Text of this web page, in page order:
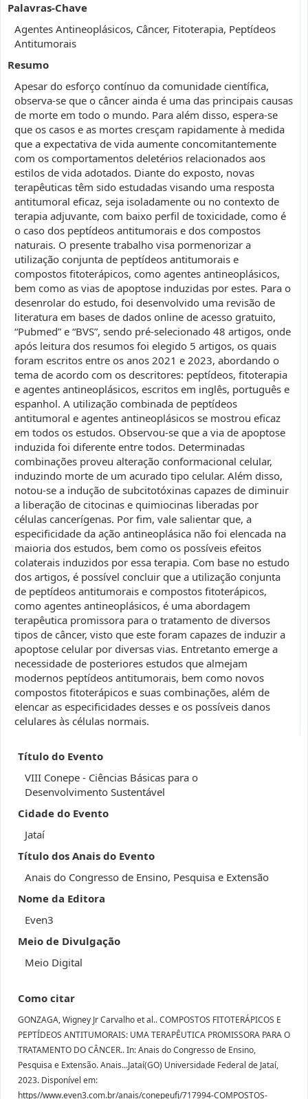
Palavras-Chave
Agentes Antineoplásicos, Câncer, Fitoterapia, Peptídeos
Antitumorais
Resumo
Apesar do esforço contínuo da comunidade científica,
observa-se que o câncer ainda é uma das principais causas
de morte em todo o mundo. Para além disso, espera-se
que os casos e as mortes cresçam rapidamente à medida
que a expectativa de vida aumente concomitantemente
com os comportamentos deletérios relacionados aos
estilos de vida adotados. Diante do exposto, novas
terapêuticas têm sido estudadas visando uma resposta
antitumoral eficaz, seja isoladamente ou no contexto de
terapia adjuvante, com baixo perfil de toxicidade, como é
o caso dos peptídeos antitumorais e dos compostos
naturais. O presente trabalho visa pormenorizar a
utilização conjunta de peptídeos antitumorais e
compostos fitoterápicos, como agentes antineoplásicos,
bem como as vias de apoptose induzidas por estes. Para o
desenrolar do estudo, foi desenvolvido uma revisão de
literatura em bases de dados online de acesso gratuito,
“Pubmed” e “BVS”, sendo pré-selecionado 48 artigos, onde
após leitura dos resumos foi elegido 5 artigos, os quais
foram escritos entre os anos 2021 e 2023, abordando o
tema de acordo com os descritores: peptídeos, fitoterapia
e agentes antineoplásicos, escritos em inglês, português e
espanhol. A utilização combinada de peptídeos
antitumoral e agentes antineoplásicos se mostrou eficaz
em todos os estudos. Observou-se que a via de apoptose
induzida foi diferente entre todos. Determinadas
combinações proveu alteração conformacional celular,
induzindo morte de um acurado tipo celular. Além disso,
notou-se a indução de subcitotóxinas capazes de diminuir
a liberação de citocinas e quimiocinas liberadas por
células cancerígenas. Por fim, vale salientar que, a
especificidade da ação antineoplásica não foi elencada na
maioria dos estudos, bem como os possíveis efeitos
colaterais induzidos por essa terapia. Com base no estudo
dos artigos, é possível concluir que a utilização conjunta
de peptídeos antitumorais e compostos fitoterápicos,
como agentes antineoplásicos, é uma abordagem
terapêutica promissora para o tratamento de diversos
tipos de câncer, visto que este foram capazes de induzir a
apoptose celular por diversas vias. Entretanto emerge a
necessidade de posteriores estudos que almejam
modernos peptídeos antitumorais, bem como novos
compostos fitoterápicos e suas combinações, além de
elencar as especificidades desses e os possíveis danos
celulares às células normais.
Título do Evento
VIII Conepe - Ciências Básicas para o
Desenvolvimento Sustentável
Cidade do Evento
Jataí
Título dos Anais do Evento
Anais do Congresso de Ensino, Pesquisa e Extensão
Nome da Editora
Even3
Meio de Divulgação
Meio Digital
Como citar
GONZAGA, Wigney Jr Carvalho et al.. COMPOSTOS FITOTERÁPICOS E
PEPTÍDEOS ANTITUMORAIS: UMA TERAPÊUTICA PROMISSORA PARA O
TRATAMENTO DO CÂNCER.. In: Anais do Congresso de Ensino,
Pesquisa e Extensão. Anais...Jataí(GO) Universidade Federal de Jataí,
2023. Disponível em:
https//www.even3.com.br/anais/conepeufj/717994-COMPOSTOS-